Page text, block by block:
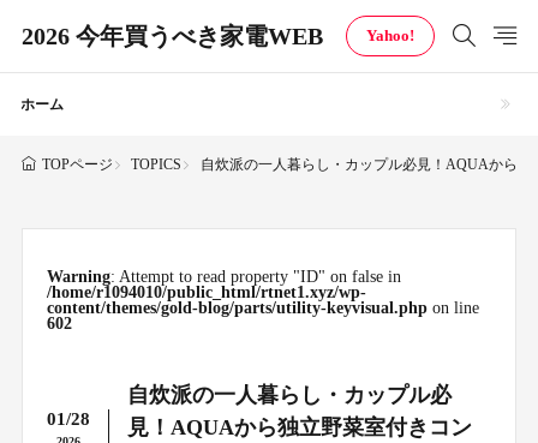
2026 今年買うべき家電WEB Yahoo!
ホーム
TOPページ TOPICS 自炊派の一人暮らし・カップル必見！AQUAから
Warning: Attempt to read property "ID" on false in
/home/r1094010/public_html/rtnet1.xyz/wp-
content/themes/gold-blog/parts/utility-keyvisual.phpon line
602
01/28
自炊派の一人暮らし・カップル必
見！AQUAから独立野菜室付きコン